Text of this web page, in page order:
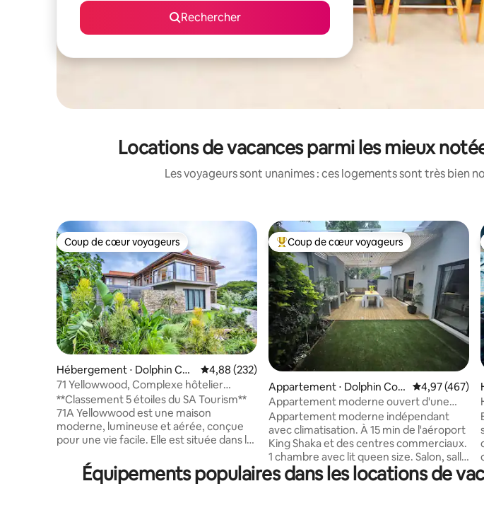
Rechercher
Locations de vacances parmi les mieux
Les voyageurs sont unanimes : ces logements sont très
Coup de cœur voyageurs
Coup de cœur voyageurs
Hébergement ⋅ Dolphin Coa
st
Évaluation moyenne sur la base de 232 commentaires :
4,88 (232)
71 Yellowwood, Complexe hôtelier
Zimbali Coastal
**Classement 5 étoiles du SA Tourism**
71A Yellowwood est une maison
moderne, lumineuse et aérée, conçue
pour une vie facile. Elle est située dans le
propose de nombreuses installations,
notamment un parcours de golf
Coups de cœur voyageurs les plus appréciés
Coup de cœur voyageurs
Appartement ⋅ Dolphin Coa
st
Évaluation
4,97 (467)
Appartement moderne ouvert d'une
chambre à Salt Rock
Appartement moderne indépendant
avec climatisation. À 15 min de l'aéroport
King Shaka et des centres commerciaux.
1 chambre avec lit queen size. Salon, salle
à manger et cuisine ouverts. Lave-
vaisselle, réfrigérateur/congélateur
Équipements populaires dans les locations de